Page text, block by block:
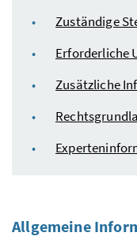
Zuständige
Erforderliche
Zusätzliche
Allgemeine